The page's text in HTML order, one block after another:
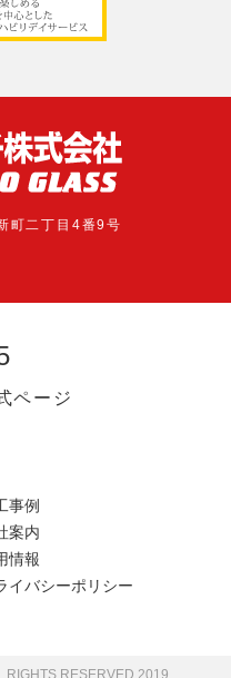
町二丁目4番9号
ページ
事例
案内
情報
イバシーポリシー
RIGHTS RESERVED.2019